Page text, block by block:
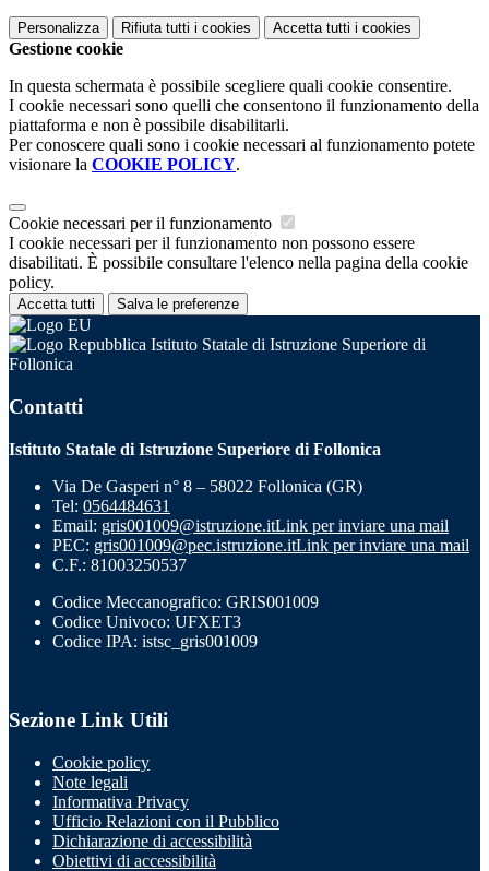
Personalizza Rifiuta tutti i cookies Accetta tutti i cookies
Gestione cookie
In questa schermata è possibile scegliere quali cookie consentire.
I cookie necessari sono quelli che consentono il funzionamento della
piattaforma e non è possibile disabilitarli.
Per conoscere quali sono i cookie necessari al funzionamento potete
visionare la COOKIE POLICY.
Cookie necessari per il funzionamento
I cookie necessari per il funzionamento non possono essere
disabilitati. È possibile consultare l'elenco nella pagina della cookie
policy.
Accetta tutti Salva le preferenze
Istituto Statale di Istruzione Superiore di
Follonica
Contatti
Istituto Statale di Istruzione Superiore di Follonica
Via De Gasperi n° 8 – 58022 Follonica (GR)
Tel: 0564484631
Email: gris001009@istruzione.itLink per inviare una mail
PEC: gris001009@pec.istruzione.itLink per inviare una mail
C.F.: 81003250537
Codice Meccanografico: GRIS001009
Codice Univoco: UFXET3
Codice IPA: istsc_gris001009
Sezione Link Utili
Cookie policy
Note legali
Informativa Privacy
Ufficio Relazioni con il Pubblico
Dichiarazione di accessibilità
Obiettivi di accessibilità